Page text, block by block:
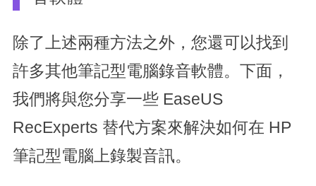
除了上述兩種方法之外，您還可以找到
許多其他筆記型電腦錄音軟體。下面，
我們將與您分享一些 EaseUS
RecExperts 替代方案來解決如何在 HP
筆記型電腦上錄製音訊。